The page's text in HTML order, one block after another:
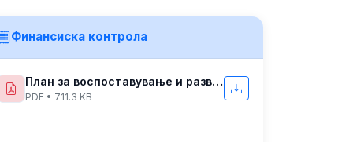
Финансиска контрола
План за воспоставување и развој на финансико управувње и контрола
PDF • 711.3 KB